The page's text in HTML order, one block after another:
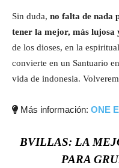
Sin duda, no falta de nada
tener la mejor, más lujosa
de los dioses, en la
convierte en un Santuario
vida de indonesia.
Más información:ONE
BVILLAS: LA
PARA